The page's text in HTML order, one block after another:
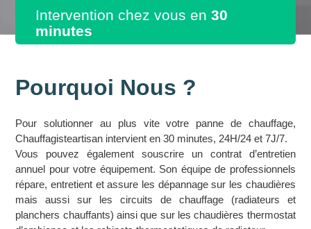
Intervention chez vous en 30
minutes
Pourquoi Nous ?
Pour solutionner au plus vite votre panne de chauffage,
Chauffagisteartisan intervient en 30 minutes, 24H/24 et 7J/7.
Vous pouvez également souscrire un contrat d’entretien
annuel pour votre équipement. Son équipe de professionnels
répare, entretient et assure les dépannage sur les chaudières
mais aussi sur les circuits de chauffage (radiateurs et
planchers chauffants) ainsi que sur les chaudières thermostat